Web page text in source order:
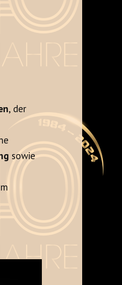
, der
sowie